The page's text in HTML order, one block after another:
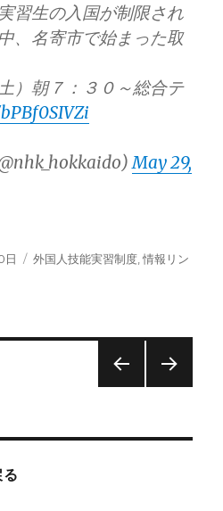
習生の入国が制限され
、名寄市で始まった取
）朝７：３０～総合テ
May 29,
日
カ
外国人技能実習制度 ,情報リン